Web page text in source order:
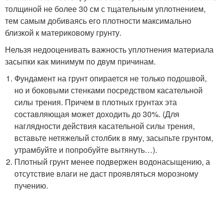
толщиной не более 30 см с тщательным уплотнением,
тем самым добиваясь его плотности максимально
близкой к материковому грунту.
Нельзя недооценивать важность уплотнения материала
засыпки как минимум по двум причинам.
Фундамент на грунт опирается не только подошвой,
но и боковыми стенками посредством касательной
силы трения. Причем в плотных грунтах эта
составляющая может доходить до 30%. (Для
наглядности действия касательной силы трения,
вставьте нетяжелый столбик в яму, засыпьте грунтом,
утрамбуйте и попробуйте вытянуть…).
Плотный грунт менее подвержен водонасыщению, а
отсутствие влаги не даст проявляться морозному
пучению.